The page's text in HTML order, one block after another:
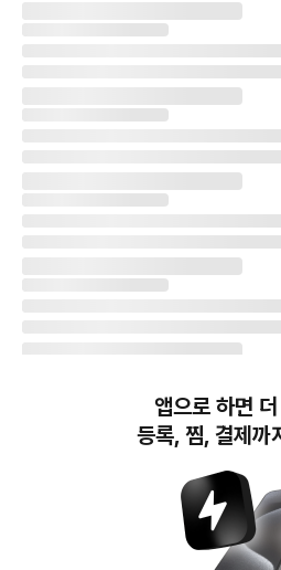
번개장터(주) 사업자정보, 이용약관 및 기타 법적고지
번개장터㈜는 통신판매중개자이며, 통신판매의 당사자가
앱으로 하면
등록, 찜, 결제까